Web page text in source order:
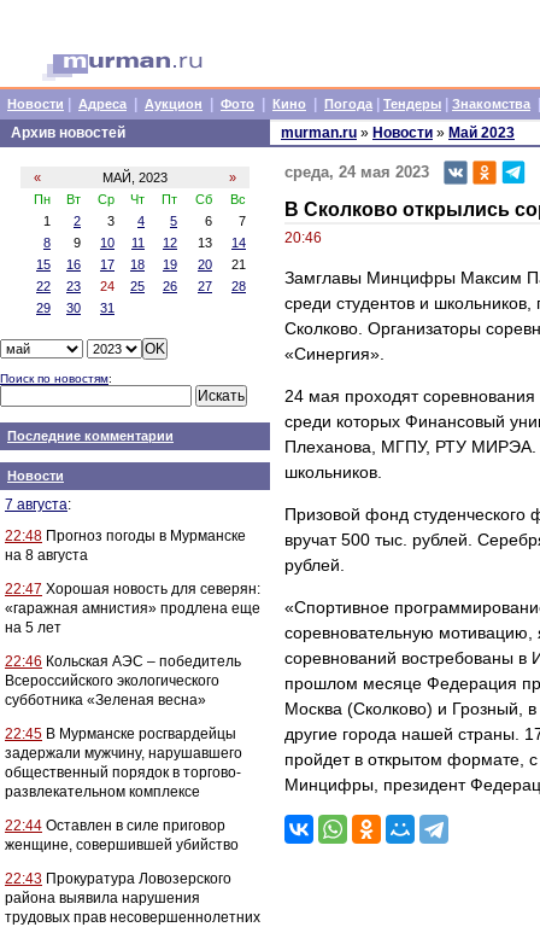
Новости Адреса Аукцион Фото Кино Погода Тендеры Знакомства
Архив новостей
« МАЙ, 2023
»
Пн
Вт Ср Чт Пт Сб
Вс
1
2 3 4 5 6
7
8
9 10 11 12 13
14
15
16 17 18 19 20
21
22
23 24 25 26 27
28
29
30 31
Поиск по новостям:
Последние комментарии
Новости
7 августа:
22:48 Прогноз погоды в Мурманске
на 8 августа
22:47 Хорошая новость для северян:
«гаражная амнистия» продлена еще
на 5 лет
22:46 Кольская АЭС – победитель
Всероссийского экологического
субботника «Зеленая весна»
22:45 В Мурманске росгвардейцы
задержали мужчину, нарушавшего
общественный порядок в торгово-
развлекательном комплексе
22:44 Оставлен в силе приговор
женщине, совершившей убийство
22:43 Прокуратура Ловозерского
района выявила нарушения
трудовых прав несовершеннолетних
murman.ru » Новости » Май 2023
среда, 24 мая 2023
В Сколково открылись
20:46
Замглавы Минцифры Максим
среди студентов и
Сколково. Организаторы
«Синергия».
24 мая проходят
среди которых Финансовый
Плеханова, МГПУ, РТУ МИРЭА.
школьников.
Призовой фонд
вручат 500 тыс. рублей.
рублей.
«Спортивное
соревновательную
соревнований востребованы в
прошлом месяце Федерация
Москва (Сколково) и Грозный,
другие города нашей страны.
пройдет в открытом формате,
Минцифры, президент